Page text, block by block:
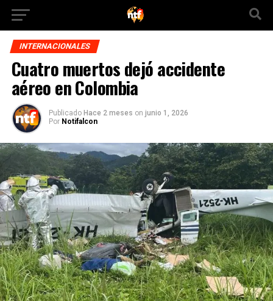
INTERNACIONALES
Cuatro muertos dejó accidente
aéreo en Colombia
Publicado Hace 2 meses on junio 1, 2026
Por Notifalcon